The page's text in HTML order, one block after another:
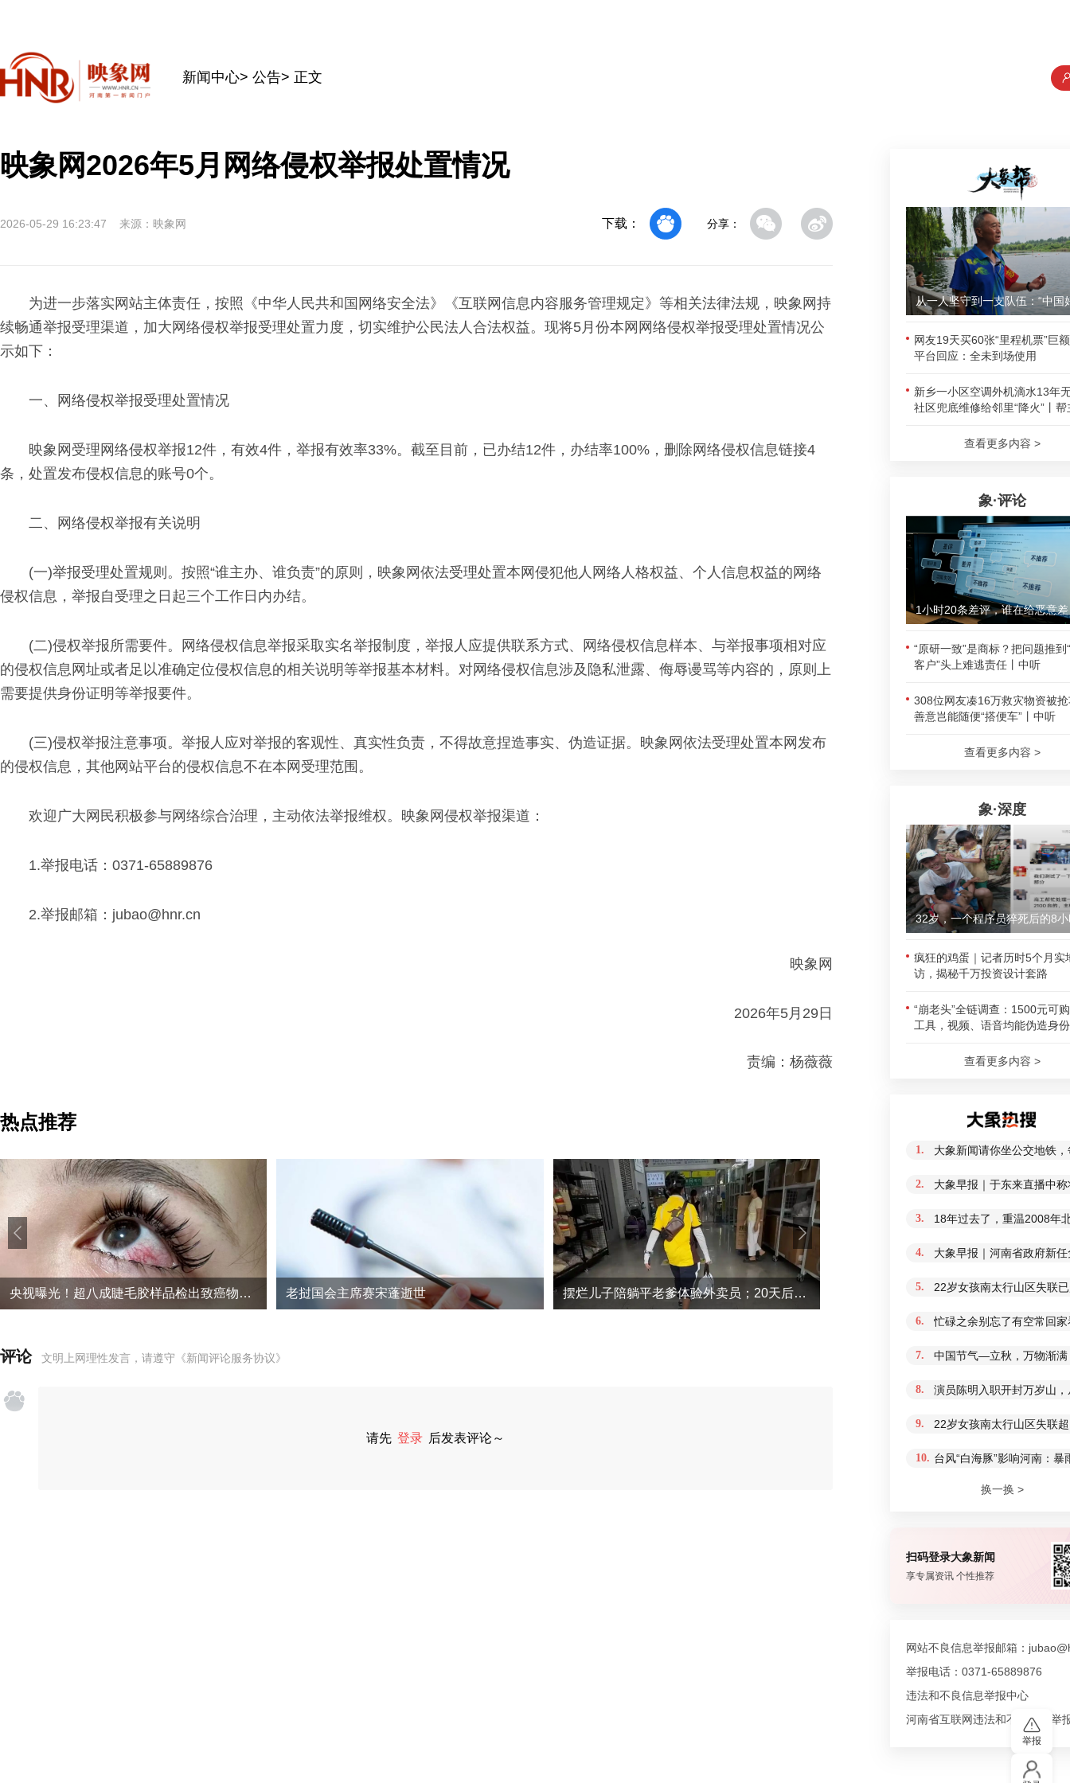
新闻中心> 公告> 正文
映象网2026年5月网络侵权举报处置情况
2026-05-29 16:23:47 来源：映象网 下载： 分享：
为进一步落实网站主体责任，按照《中华人民共和国网络安全法》《互联网信息内容服务管理规定》等相关法律法规，映象网持
续畅通举报受理渠道，加大网络侵权举报受理处置力度，切实维护公民法人合法权益。现将5月份本网网络侵权举报受理处置情况公
示如下：
一、网络侵权举报受理处置情况
映象网受理网络侵权举报12件，有效4件，举报有效率33%。截至目前，已办结12件，办结率100%，删除网络侵权信息链接4
条，处置发布侵权信息的账号0个。
二、网络侵权举报有关说明
(一)举报受理处置规则。按照“谁主办、谁负责”的原则，映象网依法受理处置本网侵犯他人网络人格权益、个人信息权益的网络
侵权信息，举报自受理之日起三个工作日内办结。
(二)侵权举报所需要件。网络侵权信息举报采取实名举报制度，举报人应提供联系方式、网络侵权信息样本、与举报事项相对应
的侵权信息网址或者足以准确定位侵权信息的相关说明等举报基本材料。对网络侵权信息涉及隐私泄露、侮辱谩骂等内容的，原则上
需要提供身份证明等举报要件。
(三)侵权举报注意事项。举报人应对举报的客观性、真实性负责，不得故意捏造事实、伪造证据。映象网依法受理处置本网发布
的侵权信息，其他网站平台的侵权信息不在本网受理范围。
欢迎广大网民积极参与网络综合治理，主动依法举报维权。映象网侵权举报渠道：
1.举报电话：0371-65889876
2.举报邮箱：jubao@hnr.cn
映象网
2026年5月29日
责编：杨薇薇
热点推荐
央视曝光！超八成睫毛胶样品检出致癌物，部分成分接近502胶 老挝国会主席赛宋蓬逝世 摆烂儿子陪躺平老爹体验外卖员；20天后少年不再任性，父亲也开始自我反省 “不建议大家买深色蛋糕”上热搜！专家回
评论 文明上网理性发言，请遵守 《新闻评论服务协议》
请先 登录 后发表评论～
网友19天买60张“里程机票”巨
平台回应：全未到场使用
新乡一小区空调外机滴水13年
社区兜底维修给邻里“降火”丨帮
查看更多内容 >
象·评论
“原研一致”是商标？把问题推到
客户”头上难逃责任丨中听
308位网友凑16万救灾物资被
善意岂能随便“搭便车”丨中听
查看更多内容 >
象·深度
32岁，一个程序员猝死后的8
疯狂的鸡蛋｜记者历时5个月实
访，揭秘千万投资设计套路
“崩老头”全链调查：1500元可
工具，视频、语音均能伪造身份
查看更多内容 >
1. 大象新闻请你坐公交地铁
2. 大象早报｜于东来直播中
3. 18年过去了，重温2008年
4. 大象早报｜河南省政府新
5. 22岁女孩南太行山区失联
6. 忙碌之余别忘了有空常回家
7. 中国节气—立秋，万物渐满
8. 演员陈明入职开封万岁山，
9. 22岁女孩南太行山区失联
10. 台风“白海豚”影响河南：
换一换 >
扫码登录大象新闻
享专属资讯 个性推荐
网站不良信息举报邮箱：
举报电话：0371-65889876
违法和不良信息举报中心
河南省互联网违法和不良信息举
举报